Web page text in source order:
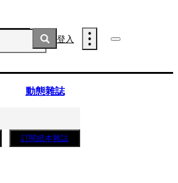
登入
動態雜誌
訂閱紙本雜誌